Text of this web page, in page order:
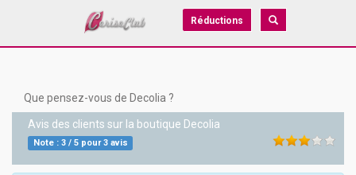
Réductions
Que pensez-vous de Decolia ?
Avis des clients sur la boutique Decolia
Note : 3/ 5pour3avis